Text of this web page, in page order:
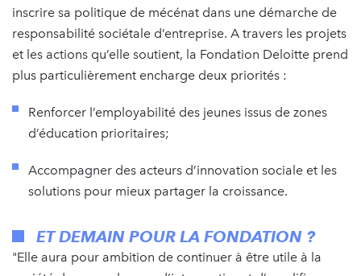
inscrire sa politique de mécénat dans une démarche de
responsabilité sociétale d’entreprise. A travers les projets
et les actions qu’elle soutient, la Fondation Deloitte prend
plus particulièrement encharge deux priorités :
Renforcer l’employabilité des jeunes issus de zones
d’éducation prioritaires;
Accompagner des acteurs d’innovation sociale et les
solutions pour mieux partager la croissance.
ET DEMAIN POUR LA FONDATION ?
"Elle aura pour ambition de continuer à être utile à la